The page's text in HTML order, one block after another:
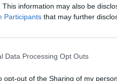
This information may also be
Participants that may further
Data Processing Opt Outs
opt-out of the Sharing of my
o 4×4 britânico é autorizado
marcas conseguem ser